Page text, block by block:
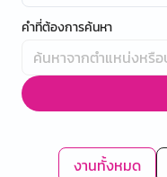
คำที่ต้องการค้นหา
งานทั้งหมด